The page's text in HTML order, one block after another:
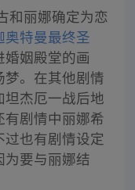
和丽娜确定为恋
奥特曼最终圣
姻殿堂的画
。在其他剧情
杰厄一战后地
剧情中丽娜希
也有剧情设定
要与丽娜结